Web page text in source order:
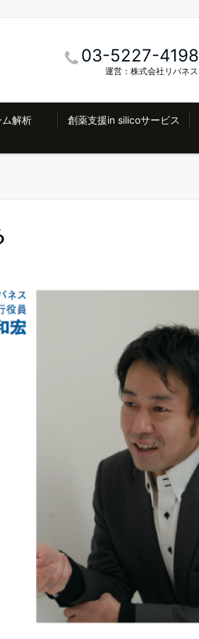
03-5227-4198
運営：株式会社リバネス
解析 創薬支援in silicoサービス